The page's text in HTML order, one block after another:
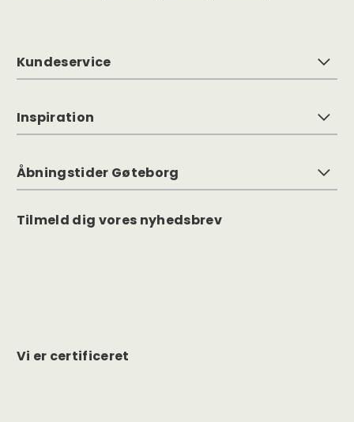
Kundeservice
Inspiration
Åbningstider Gøteborg
Tilmeld dig vores nyhedsbrev
Vi er certificeret